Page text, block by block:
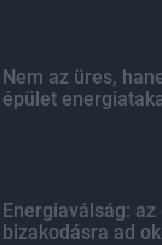
Nem az üres,
épület
Energiaválság:
bizakodásra ad